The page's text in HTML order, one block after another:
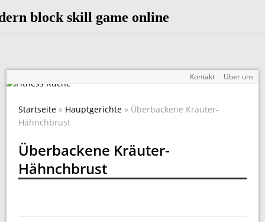
Kontakt Über uns
Startseite » Hauptgerichte » Überbackene Kräuter-
Hähnchbrust
Überbackene Kräuter-
Hähnchbrust